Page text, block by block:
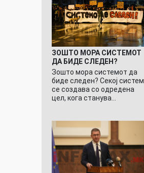
ЗОШТО МОРА СИСТЕМОТ
ДА БИДЕ СЛЕДЕН?
Зошто мора системот да
биде следен? Секој систем
се создава со одредена
цел, кога станува…